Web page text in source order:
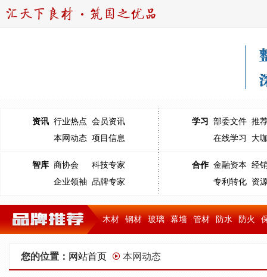
资讯 行业热点 会员资讯
本网动态 项目信息
学习 部委文件 推
在线学习
大
智库 商协会
科技专家
企业领袖 品牌专家
合作 金融资本 经
专利转化 资
木材 钢材 玻璃 幕墙 管材 防水 防火
您的位置： 网站首页 本网动态